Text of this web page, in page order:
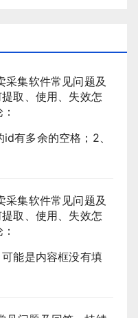
采集软件常见问题及
取、使用、失效怎
有多余的空格；2、
采集软件常见问题及
取、使用、失效怎
能是内容框没有填